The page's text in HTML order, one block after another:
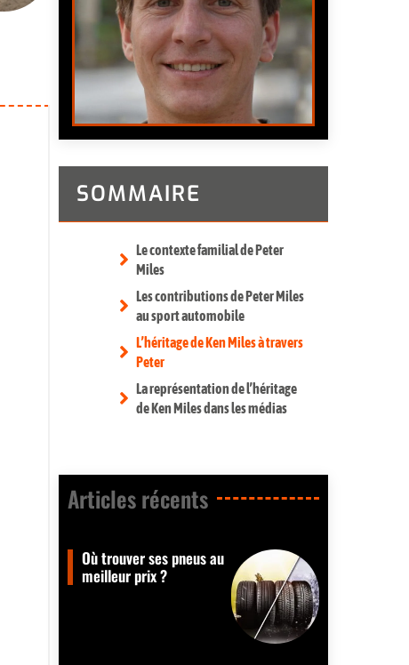
SOMMAIRE
Le contexte familial de Peter
Miles
Les contributions de Peter Miles
au sport automobile
L’héritage de Ken Miles à travers
Peter
La représentation de l’héritage
de Ken Miles dans les médias
Articles récents​
Où trouver ses pneus au
meilleur prix ?